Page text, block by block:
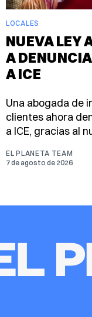
LOCALES
NUEVA LEY
A
A ICE
Una abogada de
clientes ahora
a ICE, gracias al
EL PLANETA TEAM
7 de agosto de 2026